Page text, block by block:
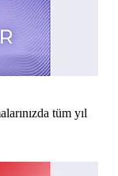
tüm yıl